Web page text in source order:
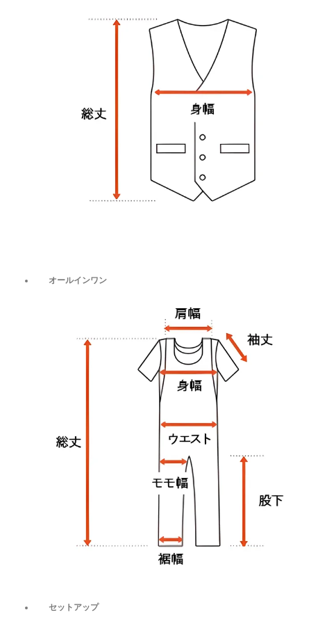
オールインワン
セットアップ